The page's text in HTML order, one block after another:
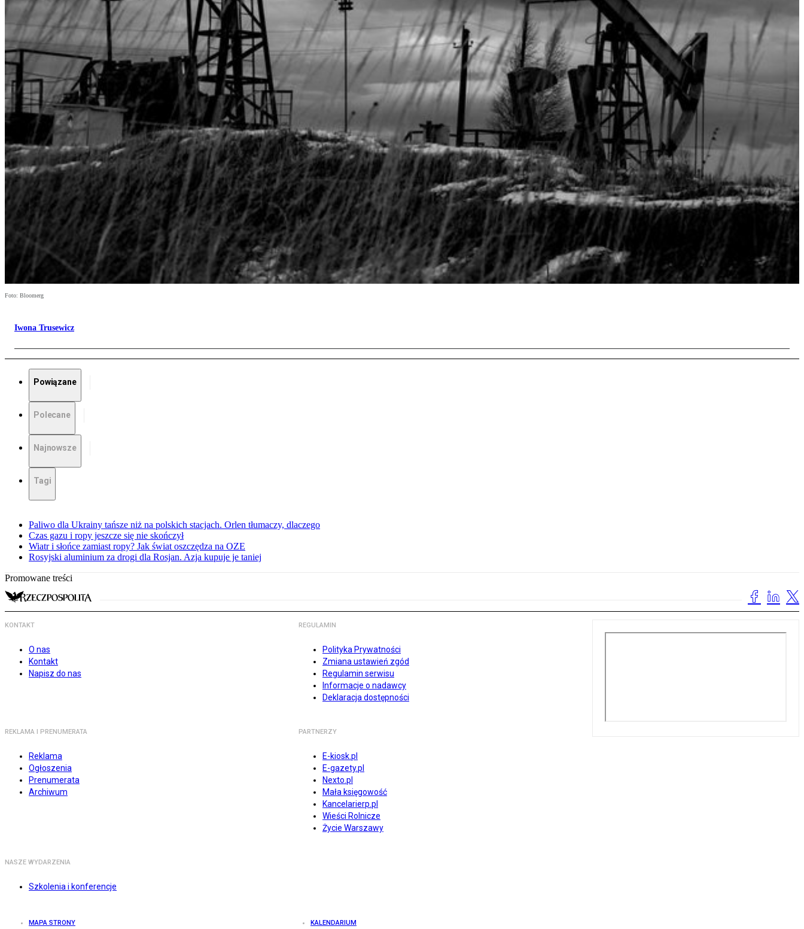
Foto: Bloomerg
Iwona Trusewicz
Powiązane
Polecane
Najnowsze
Tagi
Paliwo dla Ukrainy tańsze niż na polskich stacjach. Orlen tłumaczy, dlaczego
Czas gazu i ropy jeszcze się nie skończył
Wiatr i słońce zamiast ropy? Jak świat oszczędza na OZE
Rosyjski aluminium za drogi dla Rosjan. Azja kupuje je taniej
Promowane treści
KONTAKT
O nas
Kontakt
Napisz do nas
REGULAMIN
Polityka Prywatności
Zmiana ustawień zgód
Regulamin serwisu
Informacje o nadawcy
Deklaracja dostępności
REKLAMA I PRENUMERATA
Reklama
Ogłoszenia
Prenumerata
Archiwum
PARTNERZY
E-kiosk.pl
E-gazety.pl
Nexto.pl
Mała księgowość
Kancelarierp.pl
Wieści Rolnicze
Życie Warszawy
NASZE WYDARZENIA
Szkolenia i konferencje
MAPA STRONY KALENDARIUM